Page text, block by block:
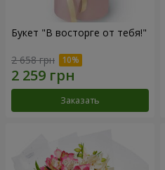
Букет "В восторге от тебя!"
2 658 грн
Заказать